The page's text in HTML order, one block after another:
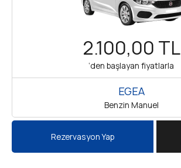
2.100,00 TL
‘den başlayan fiyatlarla
EGEA
Benzin Manuel
Rezervasyon Yap